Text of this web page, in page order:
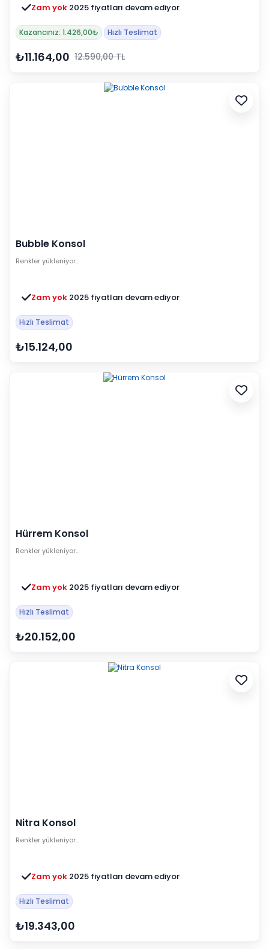
Zam yok 2025 fiyatları devam ediyor
Kazancınız: 1.426,00₺ Hızlı Teslimat
₺11.164,00 12.590,00 TL
Bubble Konsol
Renkler yükleniyor…
Zam yok 2025 fiyatları devam ediyor
Hızlı Teslimat
₺15.124,00
Hürrem Konsol
Renkler yükleniyor…
Zam yok 2025 fiyatları devam ediyor
Hızlı Teslimat
₺20.152,00
Nitra Konsol
Renkler yükleniyor…
Zam yok 2025 fiyatları devam ediyor
Hızlı Teslimat
₺19.343,00